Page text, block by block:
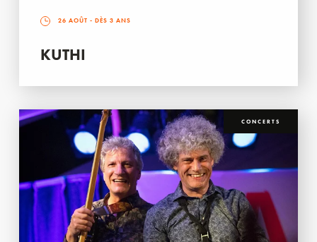
26 AOÛT - DÈS 3 ANS
KUTHI
CONCERTS